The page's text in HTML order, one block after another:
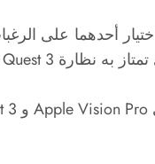
أحدهما على